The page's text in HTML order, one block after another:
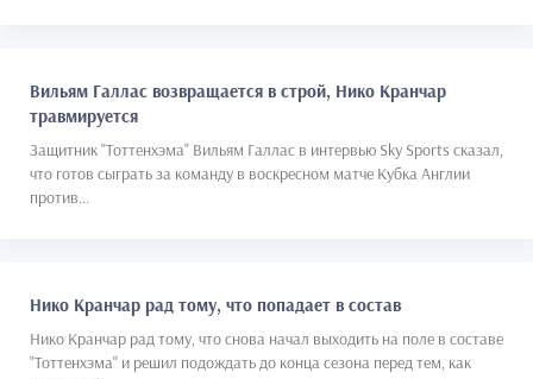
Вильям Галлас возвращается в строй, Нико Кранчар
травмируется
Защитник "Тоттенхэма" Вильям Галлас в интервью Sky Sports сказал,
что готов сыграть за команду в воскресном матче Кубка Англии
против...
Нико Кранчар рад тому, что попадает в состав
Нико Кранчар рад тому, что снова начал выходить на поле в составе
"Тоттенхэма" и решил подождать до конца сезона перед тем, как